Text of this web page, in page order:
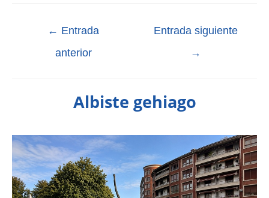
← Entrada
anterior
Entrada siguiente
→
Albiste gehiago